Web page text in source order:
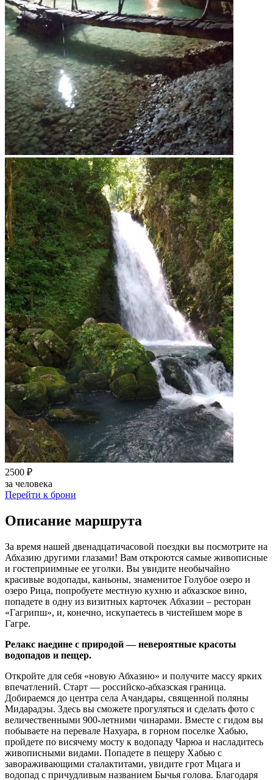
2500 ₽
за человека
Перейти к брони
Описание маршрута
За время нашей двенадцатичасовой поездки вы посмотрите на
Абхазию другими глазами! Вам откроются самые живописные
и гостеприимные ее уголки. Вы увидите необычайно
красивые водопады, каньоны, знаменитое Голубое озеро и
озеро Рица, попробуете местную кухню и абхазское вино,
попадете в одну из визитных карточек Абхазии – ресторан
«Гагрипш», и, конечно, искупаетесь в чистейшем море в
Гагре.
Релакс наедине с природой — невероятные красоты
водопадов и пещер.
Откройте для себя «новую Абхазию» и получите массу ярких
впечатлений. Старт — российско-абхазская граница.
Добираемся до центра села Ачандары, священной поляны
Мидарадэы. Здесь вы сможете прогуляться и сделать фото с
величественными 900-летними чинарами. Вместе с гидом вы
побываете на перевале Нахуара, в горном поселке Хабью,
пройдете по висячему мосту к водопаду Чарюа и насладитесь
живописными видами. Попадете в пещеру Хабью с
завораживающими сталактитами, увидите грот Мцага и
водопад с причудливым названием Бычья голова. Благодаря